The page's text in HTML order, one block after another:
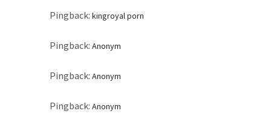
Pingback: kingroyal porn
Pingback: Anonym
Pingback: Anonym
Pingback: Anonym